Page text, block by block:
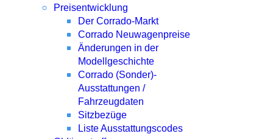
Preisentwicklung
Der Corrado-Markt
Corrado Neuwagenpreise
Änderungen in der
Modellgeschichte
Corrado (Sonder)-
Ausstattungen /
Fahrzeugdaten
Sitzbezüge
Liste Ausstattungscodes